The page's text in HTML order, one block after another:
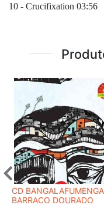
10 - Crucifixation 03:56
CD
BARRACO DOURADO